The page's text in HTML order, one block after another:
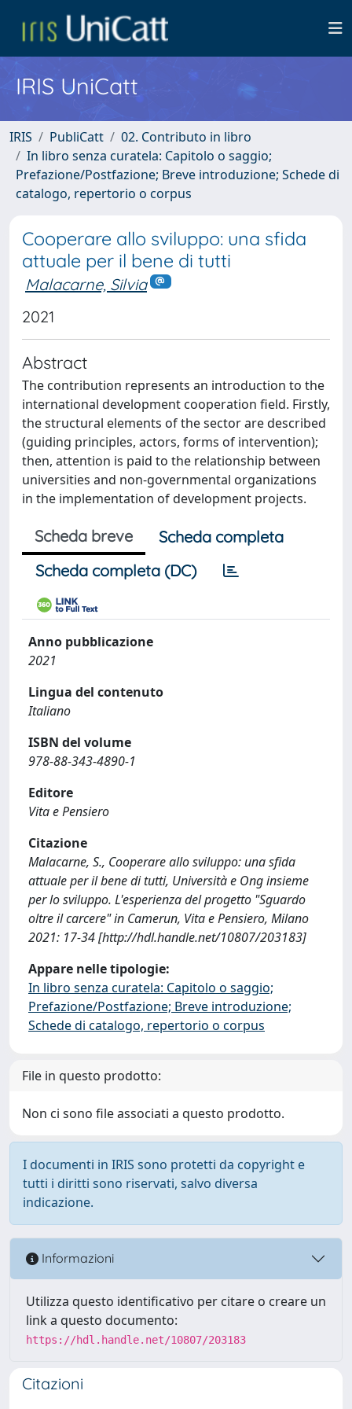
IRIS UniCatt
IRIS PubliCatt
02. Contributo in libro
In libro senza curatela: Capitolo o saggio;
Prefazione/Postfazione; Breve introduzione; Schede di
catalogo, repertorio o corpus
Cooperare allo sviluppo: una sfida
attuale per il bene di tutti
Malacarne, Silvia
2021
Abstract
The contribution represents an introduction to the
international development cooperation field. Firstly,
the structural elements of the sector are described
(guiding principles, actors, forms of intervention);
then, attention is paid to the relationship between
universities and non-governmental organizations
in the implementation of development projects.
Scheda breve
Scheda completa
Scheda completa (DC)
Anno pubblicazione
2021
Lingua del contenuto
Italiano
ISBN del volume
978-88-343-4890-1
Editore
Vita e Pensiero
Citazione
Malacarne, S., Cooperare allo sviluppo: una sfida
attuale per il bene di tutti, Università e Ong insieme
per lo sviluppo. L'esperienza del progetto "Sguardo
oltre il carcere" in Camerun, Vita e Pensiero, Milano
2021: 17-34 [http://hdl.handle.net/10807/203183]
Appare nelle tipologie:
In libro senza curatela: Capitolo o saggio;
Prefazione/Postfazione; Breve introduzione;
Schede di catalogo, repertorio o corpus
File in questo prodotto:
Non ci sono file associati a questo prodotto.
I documenti in IRIS sono protetti da copyright e
tutti i diritti sono riservati, salvo diversa
indicazione.
Informazioni
Utilizza questo identificativo per citare o creare un
link a questo documento:
https://hdl.handle.net/10807/203183
Citazioni